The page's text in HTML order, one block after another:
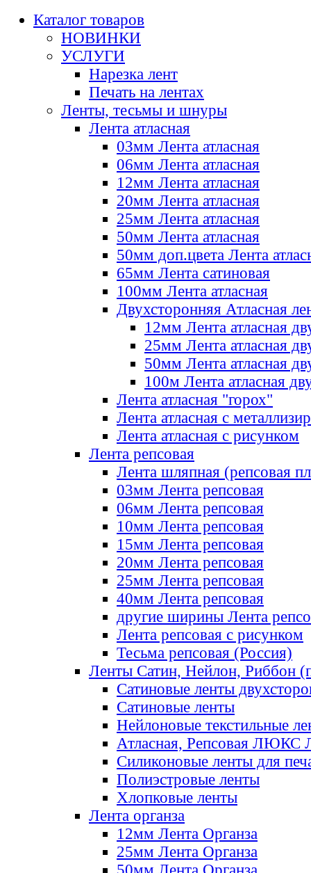
Каталог товаров
НОВИНКИ
УСЛУГИ
Нарезка лент
Печать на лентах
Ленты, тесьмы и шнуры
Лента атласная
03мм Лента атласная
06мм Лента атласная
12мм Лента атласная
20мм Лента атласная
25мм Лента атласная
50мм Лента атласная
50мм доп.цвета Лента
65мм Лента сатиновая
100мм Лента атласная
Двухсторонняя Атласная
12мм Лента атласная
25мм Лента атласная
50мм Лента атласная
100м Лента атласная
Лента атласная "горох"
Лента атласная с
Лента атласная с рисунком
Лента репсовая
Лента шляпная (репсовая
03мм Лента репсовая
06мм Лента репсовая
10мм Лента репсовая
15мм Лента репсовая
20мм Лента репсовая
25мм Лента репсовая
40мм Лента репсовая
другие ширины Лента
Лента репсовая с рисунком
Тесьма репсовая (Россия)
Ленты Сатин, Нейлон, Риббон
Сатиновые ленты
Сатиновые ленты
Нейлоновые текстильные
Атласная, Репсовая ЛЮКС
Силиконовые ленты для
Полиэстровые ленты
Хлопковые ленты
Лента органза
12мм Лента Органза
25мм Лента Органза